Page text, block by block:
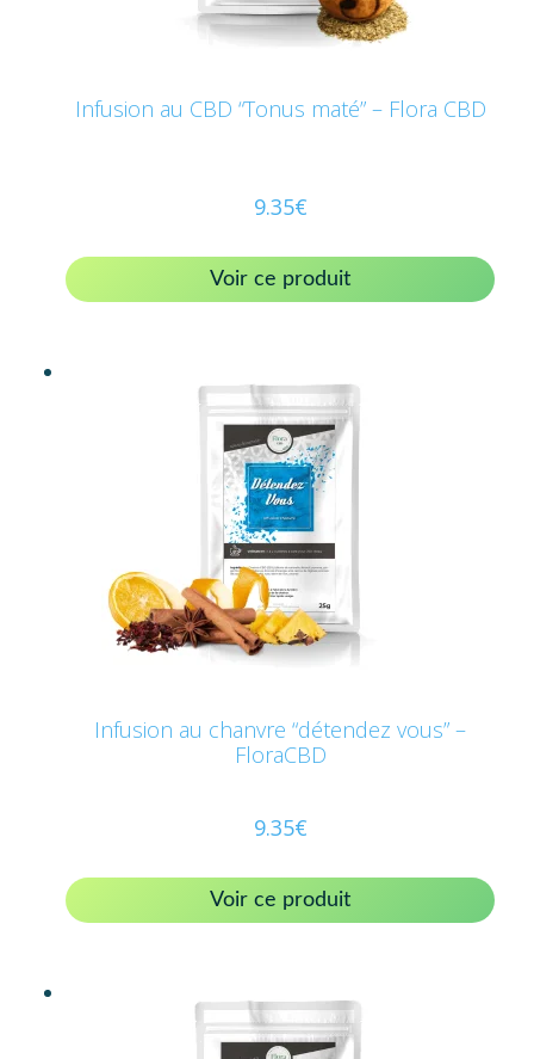
Infusion au CBD “Tonus maté” – Flora CBD
9.35€
Voir ce produit
Infusion au chanvre “détendez vous” –
FloraCBD
9.35€
Voir ce produit